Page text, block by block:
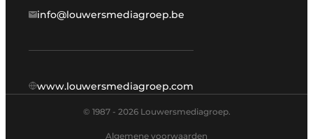
info@louwersmediagroep.be
www.louwersmediagroep.com
© 1987 - 2026 Louwersmediagroep.
Algemene voorwaarden